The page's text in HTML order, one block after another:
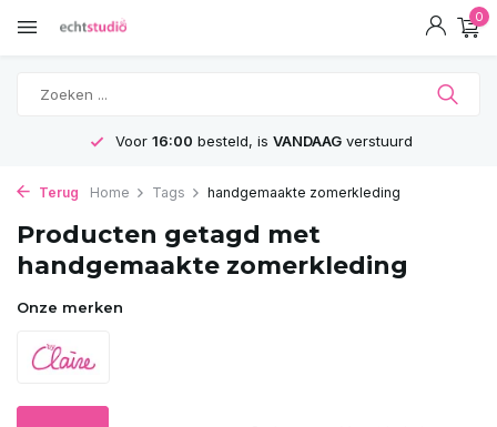
0
Voor 16:00 besteld, is VANDAAGverstuurd
Terug Home Tags handgemaakte zomerkleding
Producten getagd met
handgemaakte zomerkleding
Onze merken